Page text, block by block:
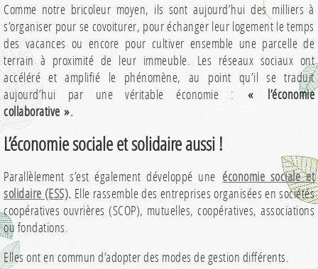
Comme notre bricoleur moyen, ils sont aujourd’hui des milliers à
s’organiser pour se covoiturer, pour échanger leur logement le temps
des vacances ou encore pour cultiver ensemble une parcelle de
terrain à proximité de leur immeuble. Les réseaux sociaux ont
accéléré et amplifié le phénomène, au point qu’il se traduit
aujourd’hui par une véritable économie :« l’économie
collaborative ».
L’économie sociale et solidaire aussi !
Parallèlement s’est également développé une économie sociale et
solidaire (ESS). Elle rassemble des entreprises organisées en sociétés
coopératives ouvrières (SCOP), mutuelles, coopératives, associations
ou fondations.
Elles ont en commun d’adopter des modes de gestion différents.